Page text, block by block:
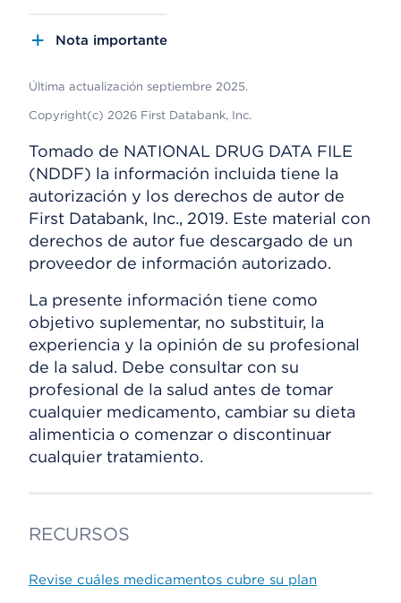
Nota importante
Última actualización septiembre 2025.
Copyright(c) 2026 First Databank, Inc.
Tomado de NATIONAL DRUG DATA FILE
(NDDF) la información incluida tiene la
autorización y los derechos de autor de
First Databank, Inc., 2019. Este material con
derechos de autor fue descargado de un
proveedor de información autorizado.
La presente información tiene como
objetivo suplementar, no substituir, la
experiencia y la opinión de su profesional
de la salud. Debe consultar con su
profesional de la salud antes de tomar
cualquier medicamento, cambiar su dieta
alimenticia o comenzar o discontinuar
cualquier tratamiento.
RECURSOS
Revise cuáles medicamentos cubre su plan